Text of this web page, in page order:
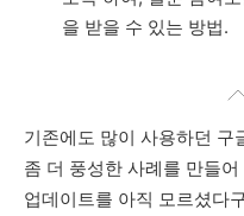
을 받을 수 있는 방법.
기존에도 많이 사용하던 구
좀 더 풍성한 사례를 만들
업데이트를 아직 모르셨다